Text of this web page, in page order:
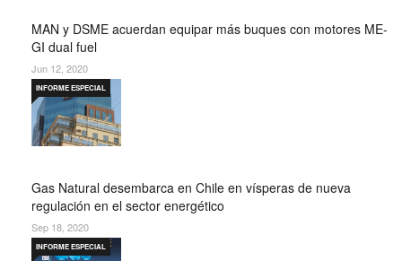
MAN y DSME acuerdan equipar más buques con motores ME-
GI dual fuel
Jun 12, 2020
Gas Natural desembarca en Chile en vísperas de nueva
regulación en el sector energético
INFORME ESPECIAL
Sep 18, 2020
INFORME ESPECIAL